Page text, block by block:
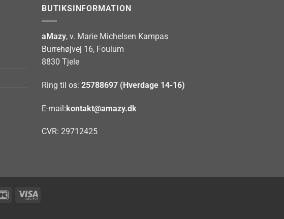
BUTIKSINFORMATION
aMazy, v. Marie Michelsen Kampas
Burrehøjvej 16, Foulum
8830 Tjele
Ring til os: 25788697 (Hverdage 14-16)
E-mail:kontakt@amazy.dk
CVR: 29712425
DanKort Visa